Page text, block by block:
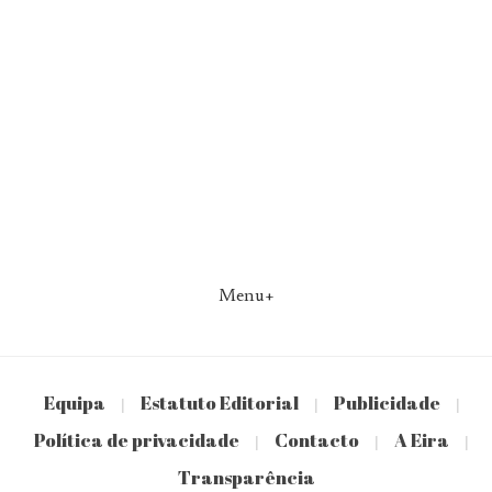
Menu+
Equipa | Estatuto Editorial | Publicidade |
Política de privacidade | Contacto | A Eira |
Transparência